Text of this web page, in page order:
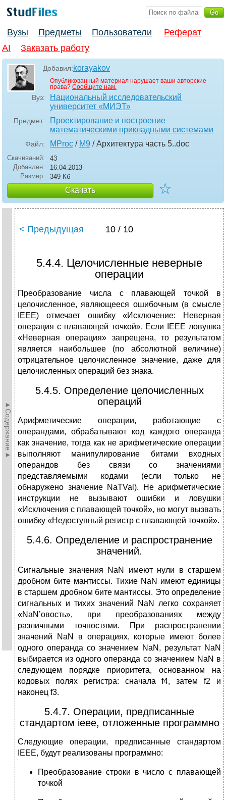
Вузы Предметы Пользователи
Реферат
AI
Заказать работу
Добавил:korayakov
Опубликованный материал нарушает ваши авторские
права? Сообщите нам.
Вуз:
Национальный исследовательский
университет «МИЭТ»
Предмет:
Проектирование и построение
математическими прикладными системами
Файл: MProc / M9 / Архитектура часть 5..doc
Скачиваний:
43
Добавлен:
16.04.2013
Размер:
349 Кб
Скачать ☆
►Содержание►
< Предыдущая 10 / 10
5.4.4. Целочисленные неверные
операции
Преобразование числа с плавающей точкой в
целочисленное, являющееся ошибочным (в смысле
IEEE) отмечает ошибку «Исключение: Неверная
операция с плавающей точкой». Если IEEE ловушка
«Неверная операция» запрещена, то результатом
является наибольшее (по абсолютной величине)
отрицательное целочисленное значение, даже для
целочисленных операций без знака.
5.4.5. Определение целочисленных
операций
Арифметические операции, работающие с
операндами, обрабатывают код каждого операнда
как значение, тогда как не арифметические операции
выполняют манипулирование битами входных
операндов без связи со значениями
представляемыми кодами (если только не
обнаружено значение NaTVal). Не арифметические
инструкции не вызывают ошибки и ловушки
«Исключения с плавающей точкой», но могут вызвать
ошибку «Недоступный регистр с плавающей точкой».
5.4.6. Определение и распространение
значений.
Сигнальные значения NaN имеют нули в старшем
дробном бите мантиссы. Тихие NaN имеют единицы
в старшем дробном бите мантиссы. Это определение
сигнальных и тихих значений NaN легко сохраняет
«NaN’овость», при преобразованиях между
различными точностями. При распространении
значений NaN в операциях, которые имеют более
одного операнда со значением NaN, результат NaN
выбирается из одного операнда со значением NaN в
следующем порядке приоритета, основанном на
кодовых полях регистра: сначала f4, затем f2 и
наконец f3.
5.4.7. Операции, предписанные
стандартом ieee, отложенные программно
Следующие операции, предписанные стандартом
IEEE, будут реализованы программно:
Преобразование строки в число с плавающей
точкой